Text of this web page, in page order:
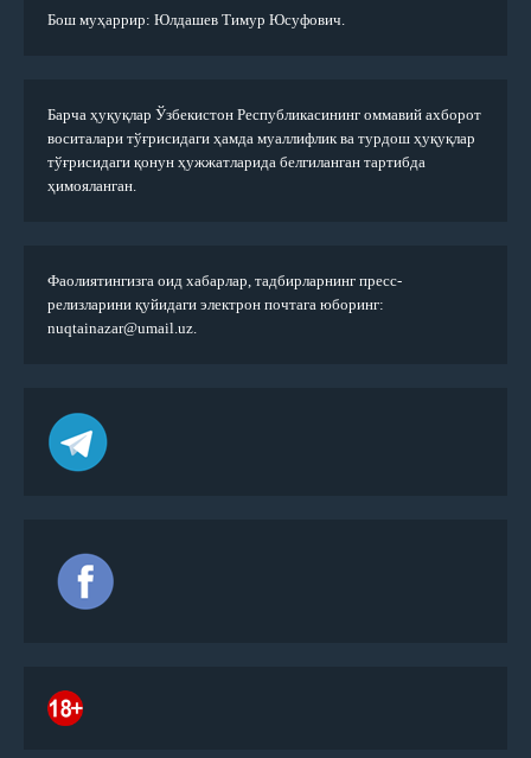
Бош муҳаррир: Юлдашев Тимур Юсуфович.
Барча ҳуқуқлар Ўзбекистон Республикасининг оммавий ахборот
воситалари тўғрисидаги ҳамда муаллифлик ва турдош ҳуқуқлар
тўғрисидаги қонун ҳужжатларида белгиланган тартибда
ҳимояланган.
Фаолиятингизга оид хабарлар, тадбирларнинг пресс-
релизларини қуйидаги электрон почтага юборинг:
nuqtainazar@umail.uz.